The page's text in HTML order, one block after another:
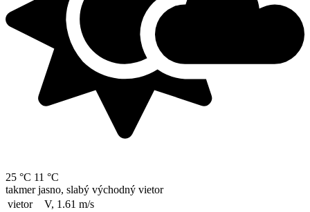
25 °C 11 °C
takmer jasno, slabý východný vietor
vietor
V, 1.61 m/s